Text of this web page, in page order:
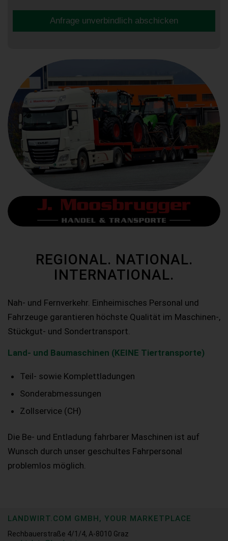
Anfrage unverbindlich abschicken
REGIONAL. NATIONAL.
INTERNATIONAL.
Nah- und Fernverkehr. Einheimisches Personal und
Fahrzeuge garantieren höchste Qualität im Maschinen-,
Stückgut- und Sondertransport.
Land- und Baumaschinen (KEINE Tiertransporte)
Teil- sowie Komplettladungen
Sonderabmessungen
Zollservice (CH)
Die Be- und Entladung fahrbarer Maschinen ist auf
Wunsch durch unser geschultes Fahrpersonal
problemlos möglich.
LANDWIRT.COM GMBH, YOUR MARKETPLACE
Rechbauerstraße 4/1/4, A-8010 Graz